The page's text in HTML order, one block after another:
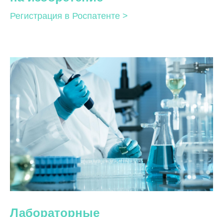
Регистрация в Роспатенте >
Лабораторные